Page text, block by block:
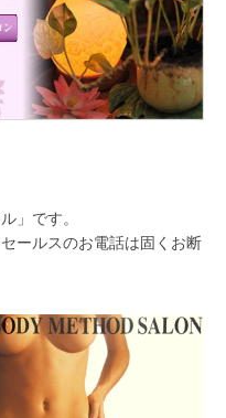
」です。
ールスのお電話は固くお断